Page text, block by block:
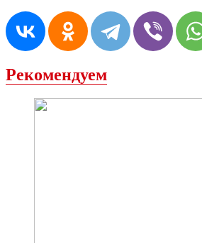
Рекомендуем